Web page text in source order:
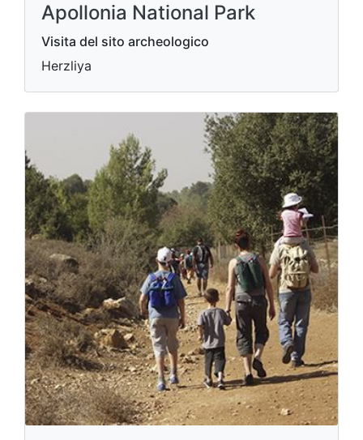
Apollonia National Park
Visita del sito archeologico
Herzliya